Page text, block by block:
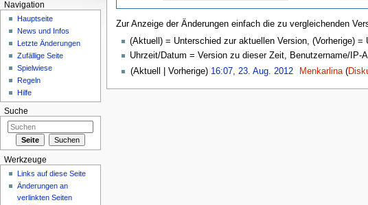
Zur Anzeige der Änderungen einfach die zu vergleichenden
(Aktuell) = Unterschied zur aktuellen Version, (Vorherige) =
Uhrzeit/Datum = Version zu dieser Zeit, Benutzername/IP-
(Aktuell | Vorherige) 16:07, 23. Aug. 2012‎ Menkarlina (
Navigation
Hauptseite
News und Infos
Letzte Änderungen
Zufällige Seite
Spielwiese
Regeln
Hilfe
Suche
Werkzeuge
Links auf diese Seite
Änderungen an
verlinkten Seiten